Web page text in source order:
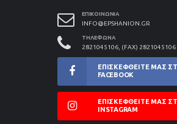
ΕΠΙΚΟΙΝΩΝΊΑ
INFO@EPSHANION.GR
ΤΗΛΈΦΩΝΑ
2821045106, (FAX) 2821045106
ΕΠΙΣΚΕΦΘΕΊΤΕ ΜΑΣ
FACEBOOK
ΕΠΙΣΚΕΦΘΕΊΤΕ ΜΑΣ
INSTAGRAM